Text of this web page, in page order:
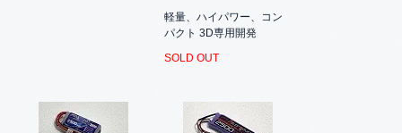
軽量、ハイパワー、コン
パクト 3D専用開発
SOLD OUT